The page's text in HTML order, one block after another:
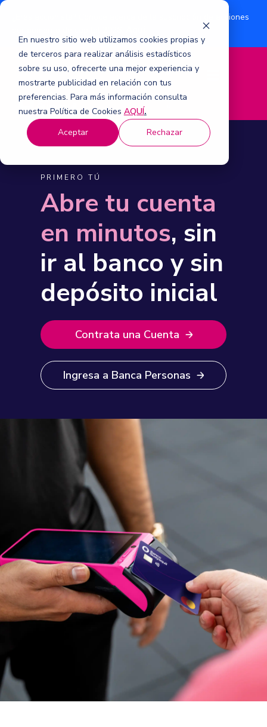
En nuestro sitio web utilizamos cookies propias y
de terceros para realizar análisis estadísticos
sobre su uso, ofrecerte una mejor experiencia y
mostrarte publicidad en relación con tus
preferencias. Para más información consulta
nuestra Política de Cookies AQUÍ.
Aceptar
Rechazar
¿Eres accionista? Conoce acerca de la suscripción de acciones
M
e
n
PRIMERO TÚ
Abre tu cuenta
en minutos, sin
ir al banco y sin
depósito inicial
Contrata una Cuenta
Ingresa a Banca Personas